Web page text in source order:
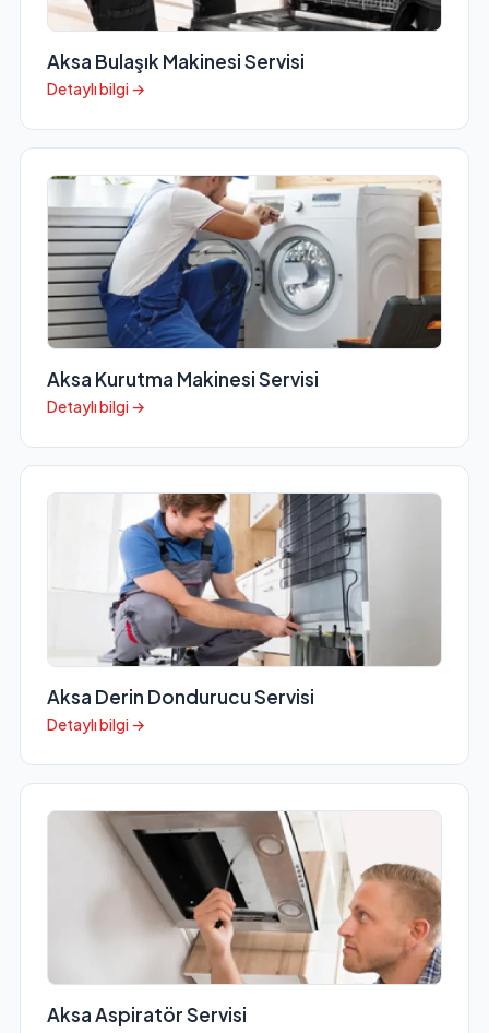
Aksa Bulaşık Makinesi Servisi
Detaylı bilgi →
Aksa Kurutma Makinesi Servisi
Detaylı bilgi →
Aksa Derin Dondurucu Servisi
Detaylı bilgi →
Aksa Aspiratör Servisi